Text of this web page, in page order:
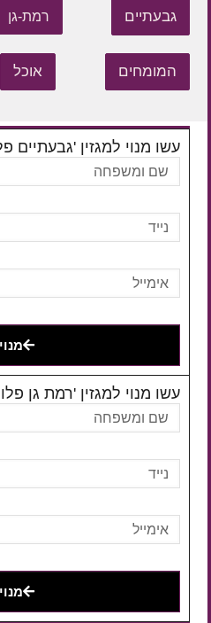
גבעתיים רמת-גן
המומחים אוכל
עשו מנוי למגזין 'גבעתיים
מנוי
עשו מנוי למגזין 'רמת גן
מנוי